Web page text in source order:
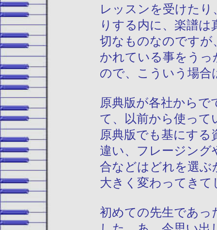
レッスンを受けた
りする内に、楽譜
切なものなのですが
かれている事をう
ので、こういう場
原典版が各社から
て、以前から使って
原典版でも基にす
違い、フレージン
合などはどれを選ぶ
大きく変わってきて
初めての先生であっ